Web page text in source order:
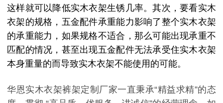
这样就可以降低实木衣架生锈几率。其次，要看实木
衣架的规格，五金配件承重能力影响了整个实木衣架
的承重能力，如果规格不适合，那么可能出现承重不
匹配的情况，甚至出现五金配件无法承受住实木衣架
本身重量的而导致实木衣架不能使用的可能。
华恩实木衣架裤架定制厂家一直秉承“精益求精”的态